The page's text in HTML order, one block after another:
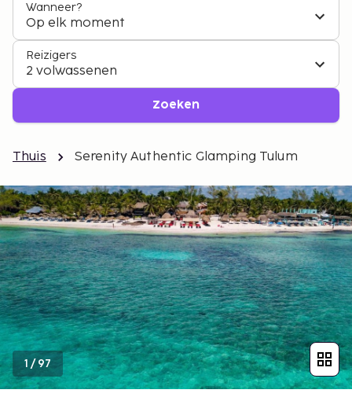
Wanneer?
Op elk moment
Reizigers
2 volwassenen
Zoeken
Thuis Serenity Authentic Glamping Tulum
1 /97